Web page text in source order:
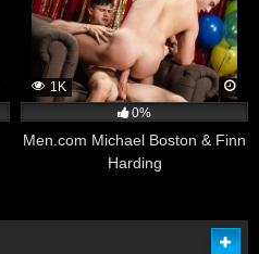
1K
0%
Men.com Michael Boston & Finn
Harding